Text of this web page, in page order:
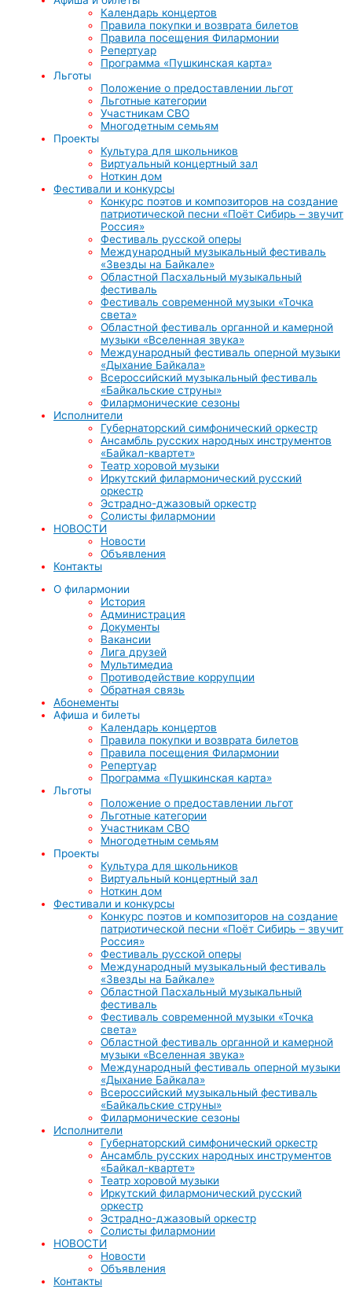
Календарь концертов
Правила покупки и возврата билетов
Правила посещения Филармонии
Репертуар
Программа «Пушкинская карта»
Льготы
Положение о предоставлении льгот
Льготные категории
Участникам СВО
Многодетным семьям
Проекты
Культура для школьников
Виртуальный концертный зал
Ноткин дом
Фестивали и конкурсы
Конкурс поэтов и композиторов на создание
патриотической песни «Поёт Сибирь – звучит
Россия»
Фестиваль русской оперы
Международный музыкальный фестиваль
«Звезды на Байкале»
Областной Пасхальный музыкальный
фестиваль
Фестиваль современной музыки «Точка
света»
Областной фестиваль органной и камерной
музыки «Вселенная звука»
Международный фестиваль оперной музыки
«Дыхание Байкала»
Всероссийский музыкальный фестиваль
«Байкальские струны»
Филармонические сезоны
Исполнители
Губернаторский симфонический оркестр
Ансамбль русских народных инструментов
«Байкал-квартет»
Театр хоровой музыки
Иркутский филармонический русский
оркестр
Эстрадно-джазовый оркестр
Солисты филармонии
НОВОСТИ
Новости
Объявления
Контакты
О филармонии
История
Администрация
Документы
Вакансии
Лига друзей
Мультимедиа
Противодействие коррупции
Обратная связь
Абонементы
Афиша и билеты
Календарь концертов
Правила покупки и возврата билетов
Правила посещения Филармонии
Репертуар
Программа «Пушкинская карта»
Льготы
Положение о предоставлении льгот
Льготные категории
Участникам СВО
Многодетным семьям
Проекты
Культура для школьников
Виртуальный концертный зал
Ноткин дом
Фестивали и конкурсы
Конкурс поэтов и композиторов на создание
патриотической песни «Поёт Сибирь – звучит
Россия»
Фестиваль русской оперы
Международный музыкальный фестиваль
«Звезды на Байкале»
Областной Пасхальный музыкальный
фестиваль
Фестиваль современной музыки «Точка
света»
Областной фестиваль органной и камерной
музыки «Вселенная звука»
Международный фестиваль оперной музыки
«Дыхание Байкала»
Всероссийский музыкальный фестиваль
«Байкальские струны»
Филармонические сезоны
Исполнители
Губернаторский симфонический оркестр
Ансамбль русских народных инструментов
«Байкал-квартет»
Театр хоровой музыки
Иркутский филармонический русский
оркестр
Эстрадно-джазовый оркестр
Солисты филармонии
НОВОСТИ
Новости
Объявления
Контакты